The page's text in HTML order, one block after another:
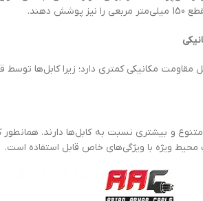
دهند.
مکانیکی کمتری دارد؛ زیرا کابل‌ها
و بیشتری نسبت به کابل‌ها دارند.
محیط ویژه با ویژگی‌های خاص قابل ‌استفاده است.